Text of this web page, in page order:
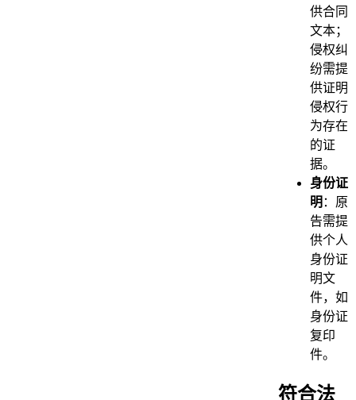
供合同
文本；
侵权纠
纷需提
供证明
侵权行
为存在
的证
据。
身份证
明 ：原
告需提
供个人
身份证
明文
件，如
身份证
复印
件。
符合法